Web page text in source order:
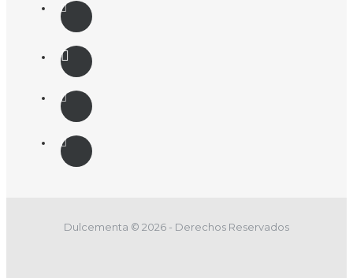
Dulcementa © 2026 - Derechos Reservados